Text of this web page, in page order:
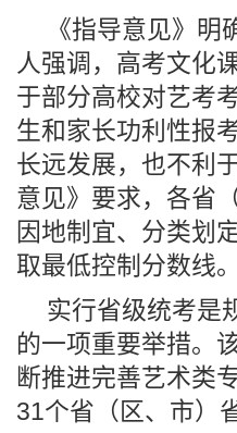
《指导意见》
人强调，高考文化
于部分高校对艺考
生和家长功利性报
长远发展，也不利
意见》要求，各省
因地制宜、分类划
取最低控制分数线。
实行省级统考是
的一项重要举措。
断推进完善艺术类
31个省（区、市）